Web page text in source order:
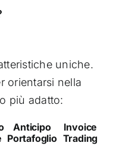
uniche.
orientarsi nella
più adatto:
Anticipo
Portafoglio
Invoice
Trading